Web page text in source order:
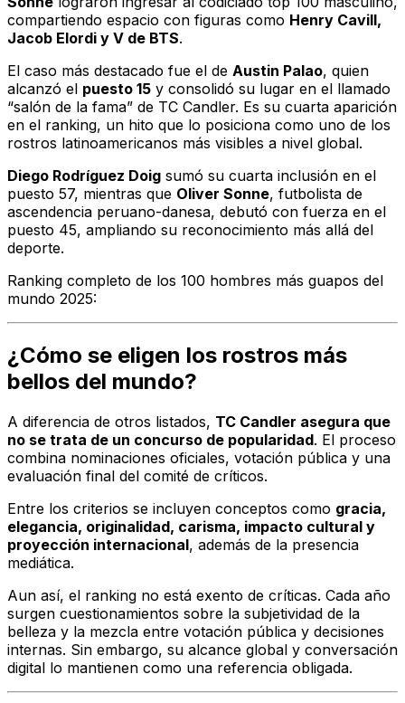
compartiendo espacio con figuras como Henry Cavill,
Jacob Elordi y V de BTS.
El caso más destacado fue el de Austin Palao, quien
alcanzó el puesto 15 y consolidó su lugar en el llamado
“salón de la fama” de TC Candler. Es su cuarta aparición
en el ranking, un hito que lo posiciona como uno de los
rostros latinoamericanos más visibles a nivel global.
Diego Rodríguez Doig sumó su cuarta inclusión en el
puesto 57, mientras que Oliver Sonne, futbolista de
ascendencia peruano-danesa, debutó con fuerza en el
puesto 45, ampliando su reconocimiento más allá del
deporte.
Ranking completo de los 100 hombres más guapos del
mundo 2025:
¿Cómo se eligen los rostros más
bellos del mundo?
A diferencia de otros listados, TC Candler asegura que
no se trata de un concurso de popularidad. El proceso
combina nominaciones oficiales, votación pública y una
evaluación final del comité de críticos.
Entre los criterios se incluyen conceptos como gracia,
elegancia, originalidad, carisma, impacto cultural y
proyección internacional, además de la presencia
mediática.
Aun así, el ranking no está exento de críticas. Cada año
surgen cuestionamientos sobre la subjetividad de la
belleza y la mezcla entre votación pública y decisiones
internas. Sin embargo, su alcance global y conversación
digital lo mantienen como una referencia obligada.